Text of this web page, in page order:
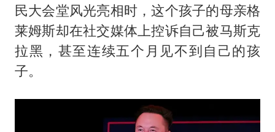
民大会堂风光亮相时，这个孩子的母亲格
莱姆斯却在社交媒体上控诉自己被马斯克
拉黑，甚至连续五个月见不到自己的孩
子。